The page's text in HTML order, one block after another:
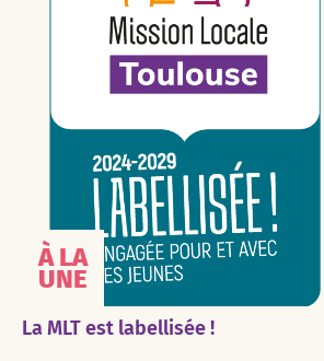
À LA
UNE
La MLT est labellisée !